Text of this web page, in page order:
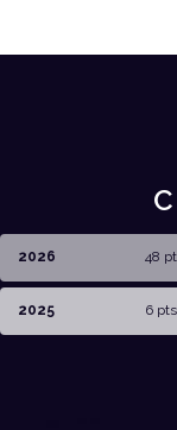
2026 48
2025 6